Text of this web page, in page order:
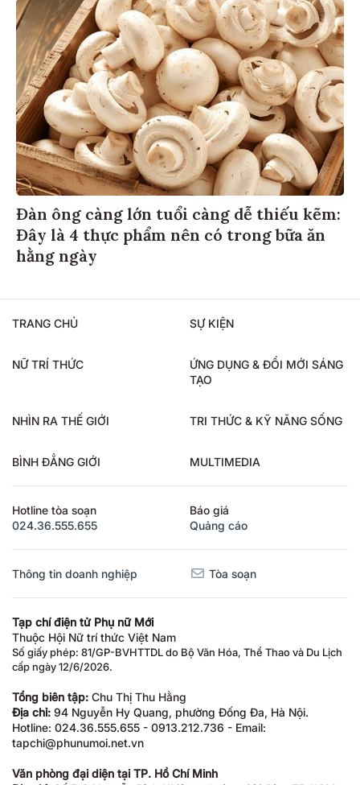
Đàn ông càng lớn tuổi càng dễ thiếu kẽm:
Đây là 4 thực phẩm nên có trong bữa ăn
hằng ngày
TRANG CHỦ SỰ KIỆN
NỮ TRÍ THỨC
ỨNG DỤNG & ĐỔI MỚI SÁNG
TẠO
NHÌN RA THẾ GIỚI TRI THỨC & KỸ NĂNG SỐNG
BÌNH ĐẲNG GIỚI MULTIMEDIA
Hotline tòa soạn
024.36.555.655
Báo giá
Quảng cáo
Thông tin doanh nghiệp Tòa soạn
Tạp chí điện tử Phụ nữ Mới
Thuộc Hội Nữ trí thức Việt Nam
Số giấy phép: 81/GP-BVHTTDL do Bộ Văn Hóa, Thể Thao và Du Lịch
cấp ngày 12/6/2026.
Tổng biên tập: Chu Thị Thu Hằng
Địa chỉ: 94 Nguyễn Hy Quang, phường Đống Đa, Hà Nội.
Hotline: 024.36.555.655 - 0913.212.736 - Email:
tapchi@phunumoi.net.vn
Văn phòng đại diện tại TP. Hồ Chí Minh